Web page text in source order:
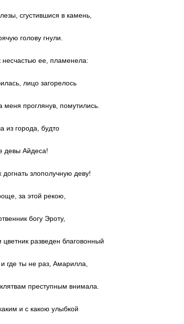
сгустившися в камень,
голову гнули.
ее, пламенела:
лицо загорелось
проглянув, помутились.
из города, будто
девы Айдеса!
злополучную деву!
за этой рекою,
богу Эроту,
разведен благовонный
где ты не раз, Амарилла,
преступным внимала.
и с какою улыбкой